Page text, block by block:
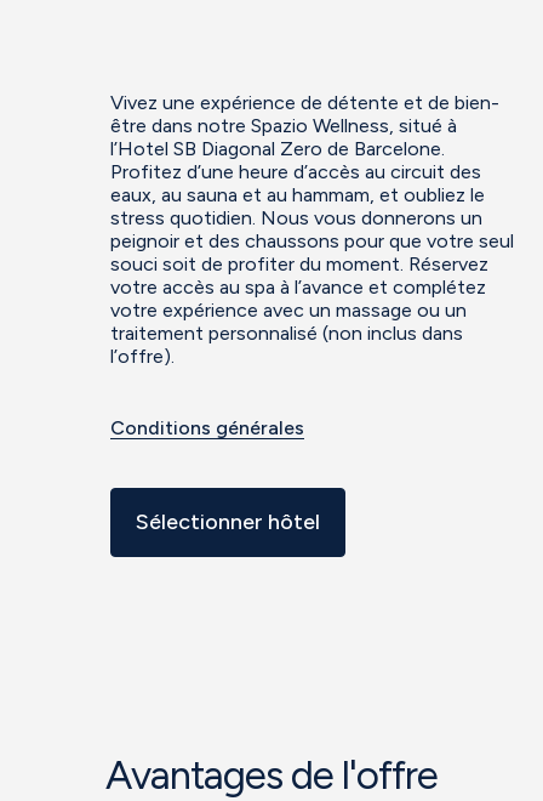
Vivez une expérience de détente et de bien-
être dans notre Spazio Wellness, situé à
l’Hotel SB Diagonal Zero de Barcelone.
Profitez d’une heure d’accès au circuit des
eaux, au sauna et au hammam, et oubliez le
stress quotidien. Nous vous donnerons un
peignoir et des chaussons pour que votre seul
souci soit de profiter du moment. Réservez
votre accès au spa à l’avance et complétez
votre expérience avec un massage ou un
traitement personnalisé (non inclus dans
l’offre).
Conditions générales
Sélectionner hôtel
Avantages de l'offre